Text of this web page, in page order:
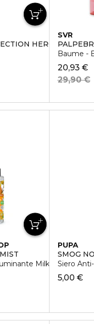
HERO
SVR
Baume -
20,93 €
29,90 €
Milkshake alla
PUPA
SMOG
Siero
5,00 €